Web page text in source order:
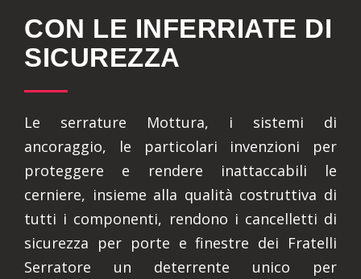
CON LE INFERRIATE DI
SICUREZZA
Le serrature Mottura, i sistemi di
ancoraggio, le particolari invenzioni per
proteggere e rendere inattaccabili le
cerniere, insieme alla qualità costruttiva di
tutti i componenti, rendono i cancelletti di
sicurezza per porte e finestre dei Fratelli
Serratore un deterrente unico per